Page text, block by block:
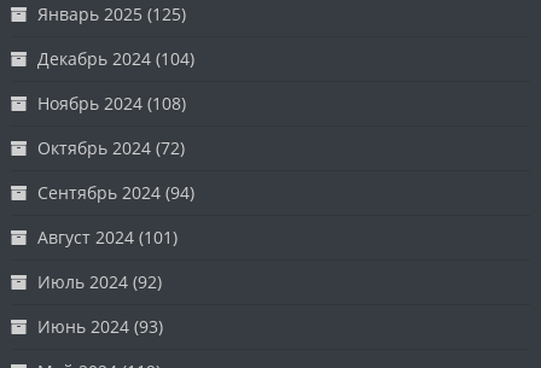
Январь 2025 (125)
Декабрь 2024 (104)
Ноябрь 2024 (108)
Октябрь 2024 (72)
Сентябрь 2024 (94)
Август 2024 (101)
Июль 2024 (92)
Июнь 2024 (93)